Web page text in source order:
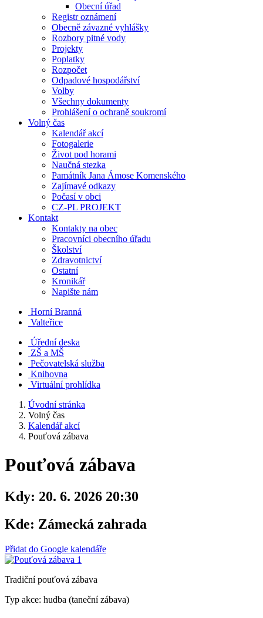
Obecní úřad
Registr oznámení
Obecně závazné vyhlášky
Rozbory pitné vody
Projekty
Poplatky
Rozpočet
Odpadové hospodářství
Volby
Všechny dokumenty
Prohlášení o ochraně soukromí
Volný čas
Kalendář akcí
Fotogalerie
Život pod horami
Naučná stezka
Památník Jana Ámose Komenského
Zajímavé odkazy
Počasí v obci
CZ-PL PROJEKT
Kontakt
Kontakty na obec
Pracovníci obecního úřadu
Školství
Zdravotnictví
Ostatní
Kronikář
Napište nám
Horní Branná
Valteřice
Úřední deska
ZŠ a MŠ
Pečovatelská služba
Knihovna
Virtuální prohlídka
Úvodní stránka
Volný čas
Kalendář akcí
Pouťová zábava
Pouťová zábava
Kdy: 20. 6. 2026 20:30
Kde: Zámecká zahrada
Přidat do Google kalendáře
Tradiční pouťová zábava
Typ akce: hudba (taneční zábava)